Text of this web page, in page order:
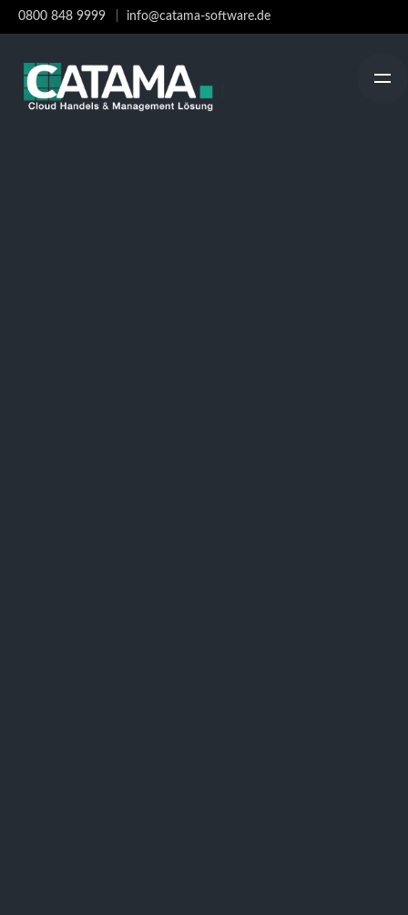
Skip
to
content
0800 848 9999 info@catama-software.de